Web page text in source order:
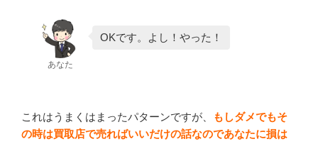
あなた
OKです。よし！やった！
これはうまくはまったパターンですが、
もしダメでもそ
の時は買取店で売ればいいだけの話なのであなたに損は